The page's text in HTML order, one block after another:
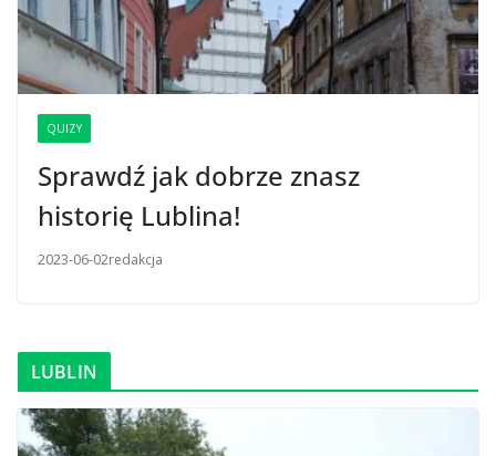
QUIZY
Sprawdź jak dobrze znasz
historię Lublina!
2023-06-02redakcja
LUBLIN